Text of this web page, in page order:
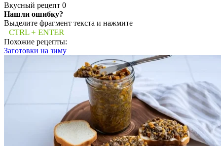
Вкусный рецепт 0
Нашли ошибку?
Выделите фрагмент текста и нажмите
CTRL + ENTER
Похожие рецепты:
Заготовки на зиму